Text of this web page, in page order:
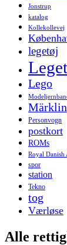
Jonstrup
katalog
Kollekollevej
legetøj
Lego
Märklin
Personvogn
postkort
ROMs
Royal Danish
spor
station
Tekno
tog
Værløse
Alle